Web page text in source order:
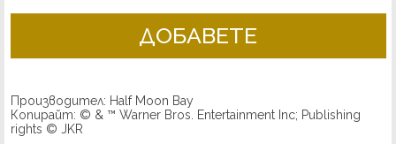
ДОБАВЕТЕ
Производител: Half Moon Bay
Копирайт: © & ™ Warner Bros. Entertainment Inc; Publishing
rights © JKR